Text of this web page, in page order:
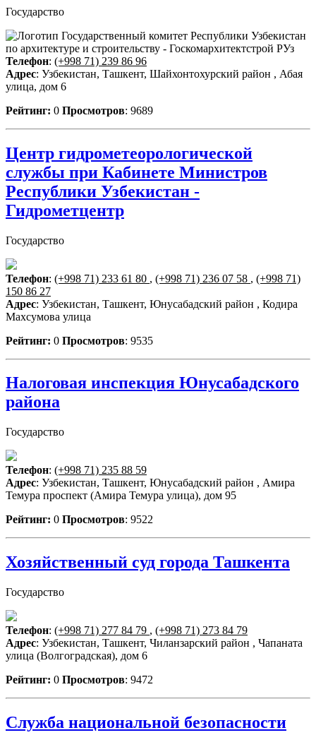
Государство
Телефон: (+998 71) 239 86 96
Адрес: Узбекистан, Ташкент, Шайхонтохурский район , Абая
улица, дом 6
Рейтинг: 0 Просмотров: 9689
Центр гидрометеорологической
службы при Кабинете Министров
Республики Узбекистан -
Гидрометцентр
Государство
Телефон: (+998 71) 233 61 80 , (+998 71) 236 07 58 , (+998 71)
150 86 27
Адрес: Узбекистан, Ташкент, Юнусабадский район , Кодира
Махсумова улица
Рейтинг: 0 Просмотров: 9535
Налоговая инспекция Юнусабадского
района
Государство
Телефон: (+998 71) 235 88 59
Адрес: Узбекистан, Ташкент, Юнусабадский район , Амира
Темура проспект (Амира Темура улица), дом 95
Рейтинг: 0 Просмотров: 9522
Хозяйственный суд города Ташкента
Государство
Телефон: (+998 71) 277 84 79 , (+998 71) 273 84 79
Адрес: Узбекистан, Ташкент, Чиланзарский район , Чапаната
улица (Волгоградская), дом 6
Рейтинг: 0 Просмотров: 9472
Служба национальной безопасности